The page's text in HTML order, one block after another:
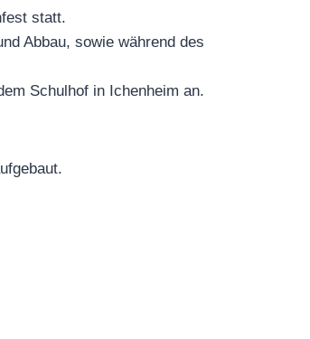
statt.
Abbau, sowie während des
Schulhof in Ichenheim an.